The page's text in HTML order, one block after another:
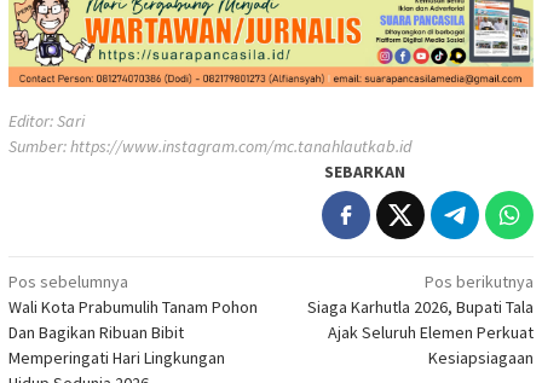
Editor: Sari
Sumber:https://www.instagram.com/mc.tanahlautkab.id
SEBARKAN
Navigasi
pos
Pos sebelumnya
Wali Kota Prabumulih Tanam Pohon
Dan Bagikan Ribuan Bibit
Memperingati Hari Lingkungan
Pos berikutnya
Siaga Karhutla 2026, Bupati Tala
Ajak Seluruh Elemen Perkuat
Kesiapsiagaan